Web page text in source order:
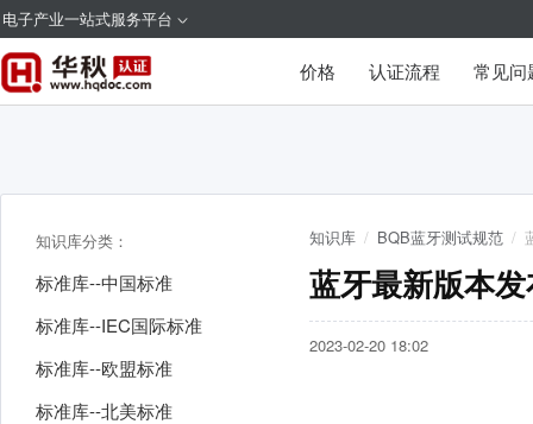
电子产业一站式服务平台
价格 认证流程 常见问
知识库分类：
标准库--中国标准
标准库--IEC国际标准
标准库--欧盟标准
标准库--北美标准
知识库 / BQB蓝牙测试规范 /
蓝牙最新版本
2023-02-20 18:02